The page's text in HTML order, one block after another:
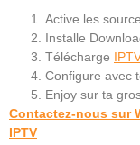
Active les
Installe
Télécharge
Configure avec
Enjoy sur ta
Contactez-nous sur
IPTV